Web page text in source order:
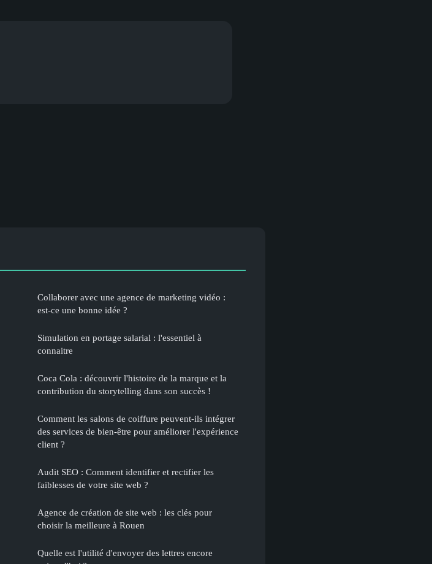
Collaborer avec une agence de marketing vidéo :
est-ce une bonne idée ?
Simulation en portage salarial : l'essentiel à
connaitre
Coca Cola : découvrir l'histoire de la marque et la
contribution du storytelling dans son succès !
Comment les salons de coiffure peuvent-ils intégrer
des services de bien-être pour améliorer l'expérience
client ?
Audit SEO : Comment identifier et rectifier les
faiblesses de votre site web ?
Agence de création de site web : les clés pour
choisir la meilleure à Rouen
Quelle est l'utilité d'envoyer des lettres encore